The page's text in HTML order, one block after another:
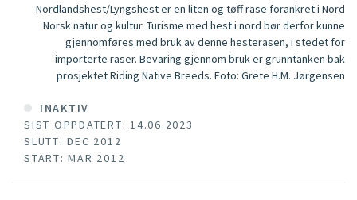
Nordlandshest/Lyngshest er en liten og tøff rase forankret i Nord
Norsk natur og kultur. Turisme med hest i nord bør derfor kunne
gjennomføres med bruk av denne hesterasen, i stedet for
importerte raser. Bevaring gjennom bruk er grunntanken bak
prosjektet Riding Native Breeds. Foto: Grete H.M. Jørgensen
INAKTIV
SIST OPPDATERT: 14.06.2023
SLUTT: DEC 2012
START: MAR 2012